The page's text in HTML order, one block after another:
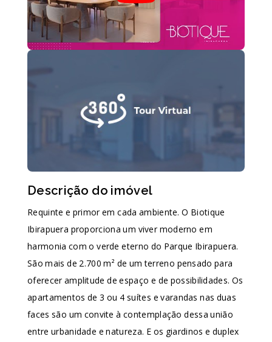
Descrição do imóvel
Requinte e primor em cada ambiente. O Biotique
Ibirapuera proporciona um viver moderno em
harmonia com o verde eterno do Parque Ibirapuera.
São mais de 2.700 m² de um terreno pensado para
oferecer amplitude de espaço e de possibilidades. Os
apartamentos de 3 ou 4 suítes e varandas nas duas
faces são um convite à contemplação dessa união
entre urbanidade e natureza. E os giardinos e duplex